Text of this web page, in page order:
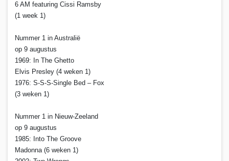
6 AM featuring Cissi Ramsby
(1 week 1)
Nummer 1 in Australië
op 9 augustus
1969: In The Ghetto
Elvis Presley (4 weken 1)
1976: S-S-S-Single Bed – Fox
(3 weken 1)
Nummer 1 in Nieuw-Zeeland
op 9 augustus
1985: Into The Groove
Madonna (6 weken 1)